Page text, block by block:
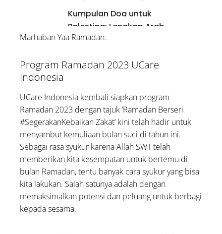
Kumpulan Doa untuk
Palestina: Lengkap Arab,
Latin, dan Artinya
Marhaban Yaa Ramadan.
Program Ramadan 2023 UCare
Indonesia
UCare Indonesia kembali siapkan program
Ramadan 2023 dengan tajuk ‘Ramadan Berseri
#SegerakanKebaikan Zakat’ kini telah hadir untuk
menyambut kemuliaan bulan suci di tahun ini.
Sebagai rasa syukur karena Allah SWT telah
memberikan kita kesempatan untuk bertemu di
bulan Ramadan, tentu banyak cara syukur yang bisa
kita lakukan. Salah satunya adalah dengan
memaksimalkan potensi dan peluang untuk berbagi
kepada sesama.